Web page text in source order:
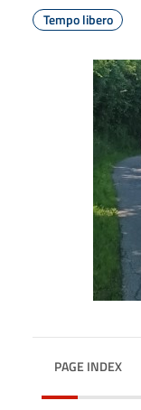
Tempo libero
PAGE INDEX